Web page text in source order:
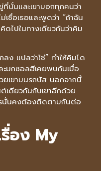
นั่นและเขาบอกทุกคนว่า
ชื่อเธอและพูดว่า “ถ้าฉัน
ไปในทางเดียวกันว่าคิม
ง แปลว่าใช่” ทำให้คิมโด
ละมกซอลฮีเคยพบกันเมื่อ
ยเขาบนรถบัส นอกจากนี้
เดียวกันกับเขาอีกด้วย
รนั้นคงต้องติดตามกันต่อ
อง My